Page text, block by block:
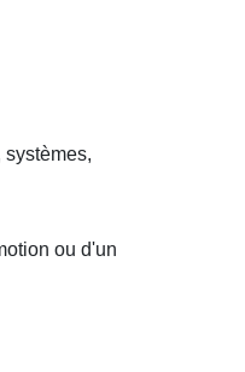
ou d'un